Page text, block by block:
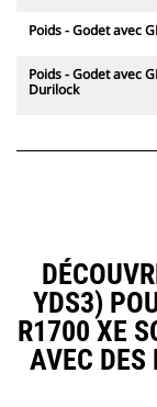
Poids - Godet avec
Poids - Godet avec
Durilock
YDS3)
R1700 XE
AVEC DES